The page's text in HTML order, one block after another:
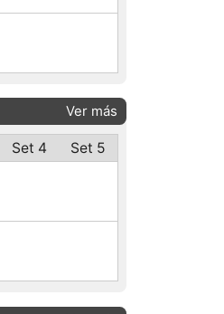
Ver más
Set 4 Set 5